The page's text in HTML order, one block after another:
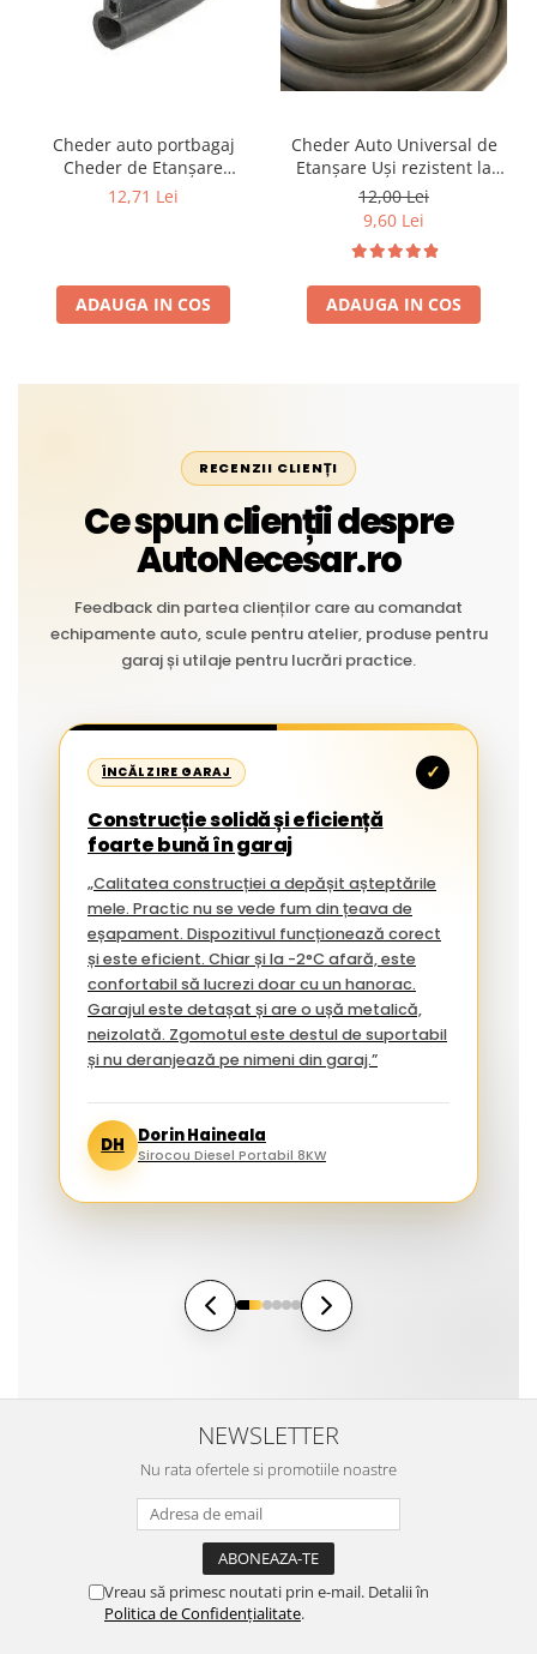
Cheder auto portbagaj
Cheder de Etanșare
Profesional din Cauciuc -
Liniar
12,71 Lei
ADAUGA IN COS
Cheder Auto Universal de
Etanșare Uși rezistent la
intemperii, raze UV,
îmbătrânire și temperaturi
extreme
12,00 Lei
9,60 Lei
ADAUGA IN COS
RECENZII CLIENȚI
Ce spun clienții despre
AutoNecesar.ro
Feedback din partea clienților care au comandat
echipamente auto, scule pentru atelier, produse pentru
garaj și utilaje pentru lucrări practice.
ÎNCĂLZIRE GARAJ ✓
Construcție solidă și eficiență
foarte bună în garaj
„Calitatea construcției a depășit așteptările
mele. Practic nu se vede fum din țeava de
eșapament. Dispozitivul funcționează corect
și este eficient. Chiar și la -2°C afară, este
confortabil să lucrezi doar cu un hanorac.
Garajul este detașat și are o ușă metalică,
neizolată. Zgomotul este destul de suportabil
și nu deranjează pe nimeni din garaj.”
DH Dorin Haineala
Sirocou Diesel Portabil 8KW
NEWSLETTER
Nu rata ofertele si promotiile noastre
Vreau să primesc noutati prin e-mail. Detalii în
Politica de Confidențialitate.